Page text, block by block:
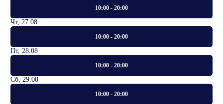
10:00 - 20:00
Чт, 27.08
10:00 - 20:00
Пт, 28.08
10:00 - 20:00
Сб, 29.08
10:00 - 20:00